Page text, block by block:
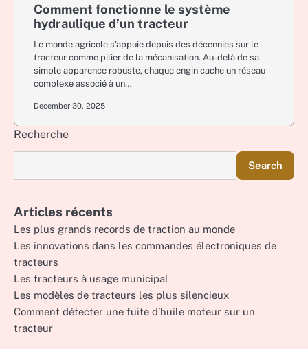
Comment fonctionne le système
hydraulique d’un tracteur
Le monde agricole s’appuie depuis des décennies sur le
tracteur comme pilier de la mécanisation. Au-delà de sa
simple apparence robuste, chaque engin cache un réseau
complexe associé à un…
December 30, 2025
Recherche
Search
Articles récents
Les plus grands records de traction au monde
Les innovations dans les commandes électroniques de
tracteurs
Les tracteurs à usage municipal
Les modèles de tracteurs les plus silencieux
Comment détecter une fuite d’huile moteur sur un
tracteur